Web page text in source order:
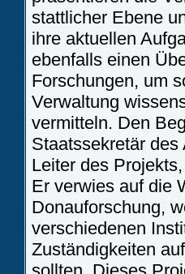
stattlicher Ebene
ihre aktuellen
ebenfalls einen
Forschungen, um
Verwaltung
vermitteln. Den
Staatssekretär
Leiter des
Er verwies auf die
Donauforschung,
verschiedenen
Zuständigkeiten